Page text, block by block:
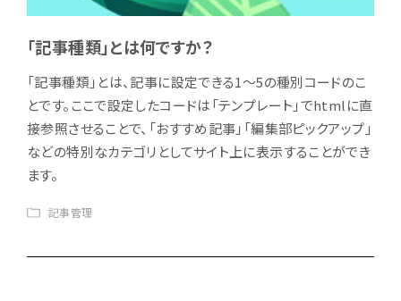
「記事種類」とは何ですか？
「記事種類」とは、記事に設定できる1〜5の種別コードのこ
とです。ここで設定したコードは「テンプレート」でhtmlに直
接参照させることで、「おすすめ記事」「編集部ピックアップ」
などの特別なカテゴリとしてサイト上に表示することができ
ます。
記事管理